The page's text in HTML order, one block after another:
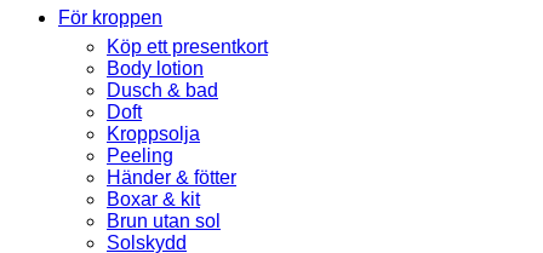
För kroppen
Köp ett presentkort
Body lotion
Dusch & bad
Doft
Kroppsolja
Peeling
Händer & fötter
Boxar & kit
Brun utan sol
Solskydd